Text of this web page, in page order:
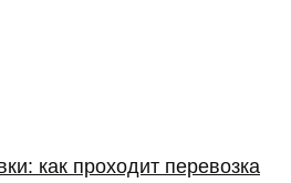
как проходит перевозка